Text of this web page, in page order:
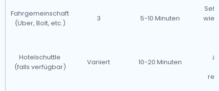
Fahrgemeinschaft
(Uber, Bolt, etc.)
3 5-10 Minuten
wie
Hotelschuttle
(falls verfügbar)
Variiert 10-20 Minuten